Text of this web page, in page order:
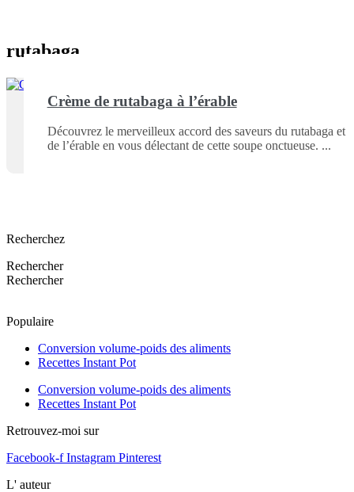
rutabaga
Crème de rutabaga à l’érable
Découvrez le merveilleux accord des saveurs du rutabaga et
de l’érable en vous délectant de cette soupe onctueuse.
Recherchez
Rechercher
Rechercher
Populaire
Conversion volume-poids des aliments
Recettes Instant Pot
Conversion volume-poids des aliments
Recettes Instant Pot
Retrouvez-moi sur
Facebook-f Instagram Pinterest
L' auteur